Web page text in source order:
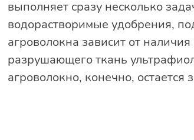
выполняет сразу несколько
водорастворимые удобрения,
агроволокна зависит от
разрушающего ткань
агроволокно, конечно, остается